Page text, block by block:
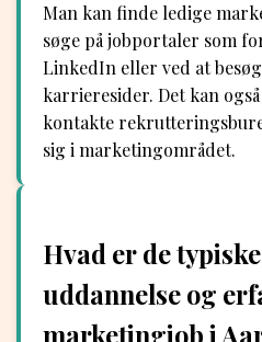
Man kan finde ledige
søge på jobportaler som
LinkedIn eller ved at
karrieresider. Det kan
kontakte
sig i marketingområdet.
Hvad er de
uddannelse og
marketingjob i